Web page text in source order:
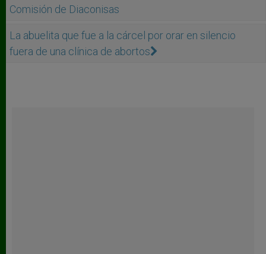
Comisión de Diaconisas
La abuelita que fue a la cárcel por orar en silencio
fuera de una clínica de abortos